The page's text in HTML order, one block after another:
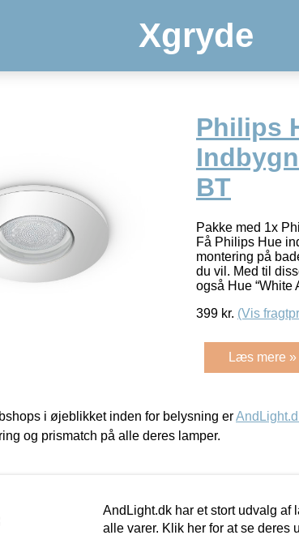
Xgryde
Philips
BT
Pakke med 1x
Få Philips Hue
montering på
du vil. Med til
også Hue “White
399 kr. (Vis
Læs mere »
i øjeblikket inden for belysning er
og prismatch på alle deres lamper.
AndLight.dk har et stort udvalg af
alle varer. Klik her for at se deres